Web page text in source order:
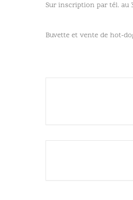
Sur inscription par tél. au
Buvette et vente de hot-